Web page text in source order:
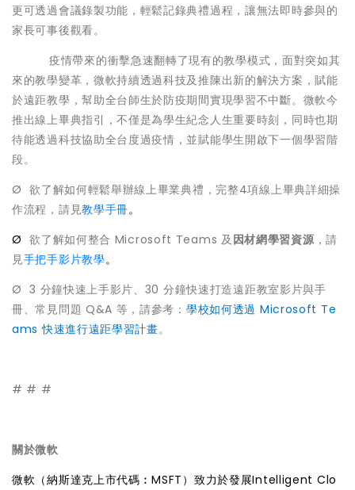
更可透過會議錄製功能，輕鬆記錄典禮過程，讓無法即時參與的
家長可事後觀看。
疫情帶來的衝擊急速翻轉了現有的教學模式，面對突如其
來的教學變革，微軟持續透過科技及推陳出新的解決方案，賦能
於遠距教學，幫助全台師生於防疫期間實現學習不中斷。微軟今
推出線上畢典指引，不僅是為學生紀念人生重要時刻，同時也期
待能透過科技協助全台度過疫情，並賦能學生開啟下一個學習階
段。
Ø 欲了解如何輕鬆舉辦線上畢業典禮，完整4項線上畢典詳細操
作流程，請見教學手冊。
Ø欲了解如何整合 Microsoft Teams 及 因材網學習資源，請
見手把手影片教學。
Ø 3 分鐘快速上手影片、30 分鐘快速打造遠距教室影片與手
冊、常見問題 Q&A 等，請參考： 學校如何透過 Microsoft Te
ams 快速進行遠距學習計畫。
# # #
關於微軟
微軟（納斯達克上市代碼︰MSFT）致力於發展Intelligent Clo